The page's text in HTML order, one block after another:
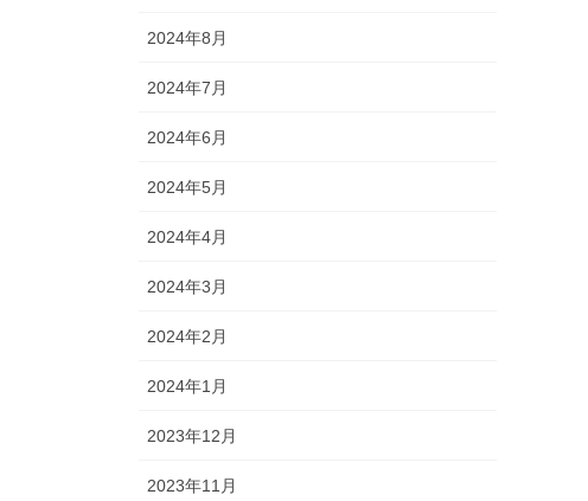
2024年8月
2024年7月
2024年6月
2024年5月
2024年4月
2024年3月
2024年2月
2024年1月
2023年12月
2023年11月